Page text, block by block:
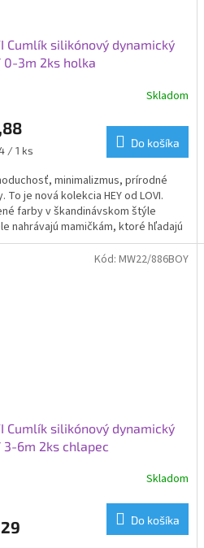
Cumlík silikónový dynamický
0-3m 2ks holka
Skladom
/ 1 ks
Do košíka
minimalizmus, prírodné
To je nová kolekcia HEY od LOVI.
farby v škandinávskom štýle
nahrávajú mamičkám, ktoré hľadajú
deti tie...
Cumlík silikónový dynamický
3-6m 2ks chlapec
Skladom
Do košíka
Kód: MW22/886BOY